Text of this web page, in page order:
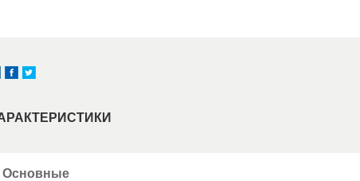
Основные